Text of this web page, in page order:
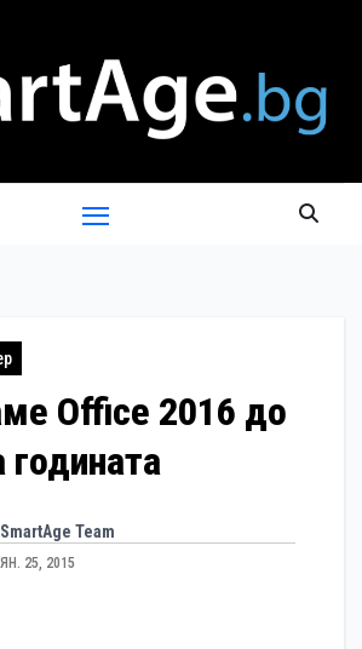
Office 2016 до
годината
SmartAge Team
ЯН. 25, 2015